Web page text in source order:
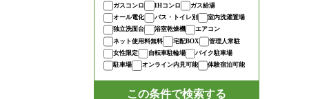
ガスコンロ IHコンロ
ガス給湯
オール電化
バス・トイレ別
室内洗濯置場
独立洗面台
浴室乾燥機
エアコン
ネット使用料無料
宅配BOX
管理人常駐
女性限定
自転車駐輪場
バイク駐車場
駐車場
オンライン内見可能 体験宿泊可能